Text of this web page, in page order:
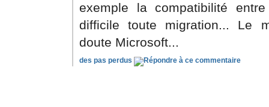
exemple la compatibilité
difficile toute migration... Le
doute Microsoft...
des pas perdus